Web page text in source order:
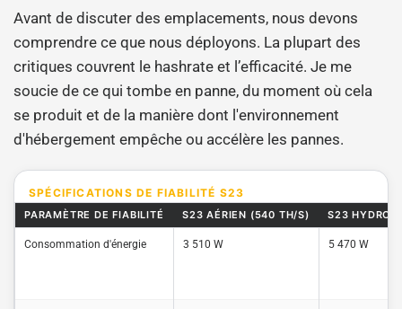
Avant de discuter des emplacements, nous devons
comprendre ce que nous déployons. La plupart des
critiques couvrent le hashrate et l’efficacité. Je me
soucie de ce qui tombe en panne, du moment où cela
se produit et de la manière dont l'environnement
d'hébergement empêche ou accélère les pannes.
SPÉCIFICATIONS DE FIABILITÉ S23
PARAMÈTRE DE FIABILITÉ S23 AÉRIEN (540 TH/S) S23 HYDRO
Consommation d'énergie 3 510 W 5 470 W